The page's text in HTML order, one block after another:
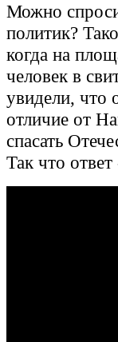
Можно
политик?
когда на
человек в
увидели, что
отличие от
спасать
Так что